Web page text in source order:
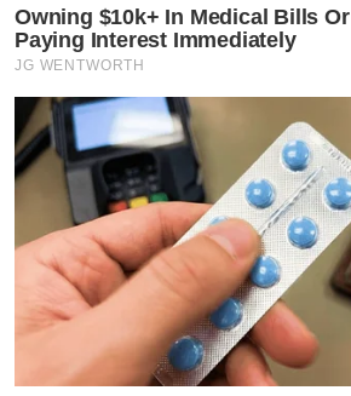
Owning $10k+ In Medical Bills
Paying Interest Immediately
JG WENTWORTH